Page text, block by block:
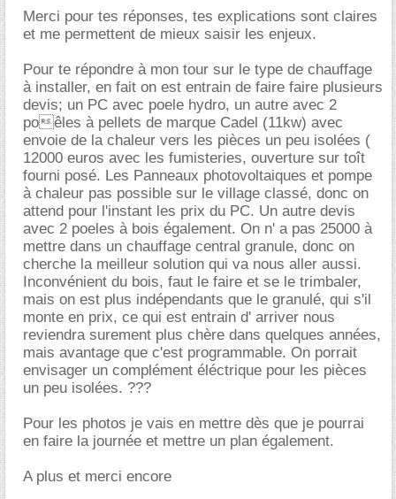
Merci pour tes réponses, tes explications sont claires
et me permettent de mieux saisir les enjeux.
Pour te répondre à mon tour sur le type de chauffage
à installer, en fait on est entrain de faire faire plusieurs
devis; un PC avec poele hydro, un autre avec 2
poêles à pellets de marque Cadel (11kw) avec
envoie de la chaleur vers les pièces un peu isolées (
12000 euros avec les fumisteries, ouverture sur toît
fourni posé. Les Panneaux photovoltaiques et pompe
à chaleur pas possible sur le village classé, donc on
attend pour l'instant les prix du PC. Un autre devis
avec 2 poeles à bois également. On n' a pas 25000 à
mettre dans un chauffage central granule, donc on
cherche la meilleur solution qui va nous aller aussi.
Inconvénient du bois, faut le faire et se le trimbaler,
mais on est plus indépendants que le granulé, qui s'il
monte en prix, ce qui est entrain d' arriver nous
reviendra surement plus chère dans quelques années,
mais avantage que c'est programmable. On porrait
envisager un complément éléctrique pour les pièces
un peu isolées. ???
Pour les photos je vais en mettre dès que je pourrai
en faire la journée et mettre un plan également.
A plus et merci encore